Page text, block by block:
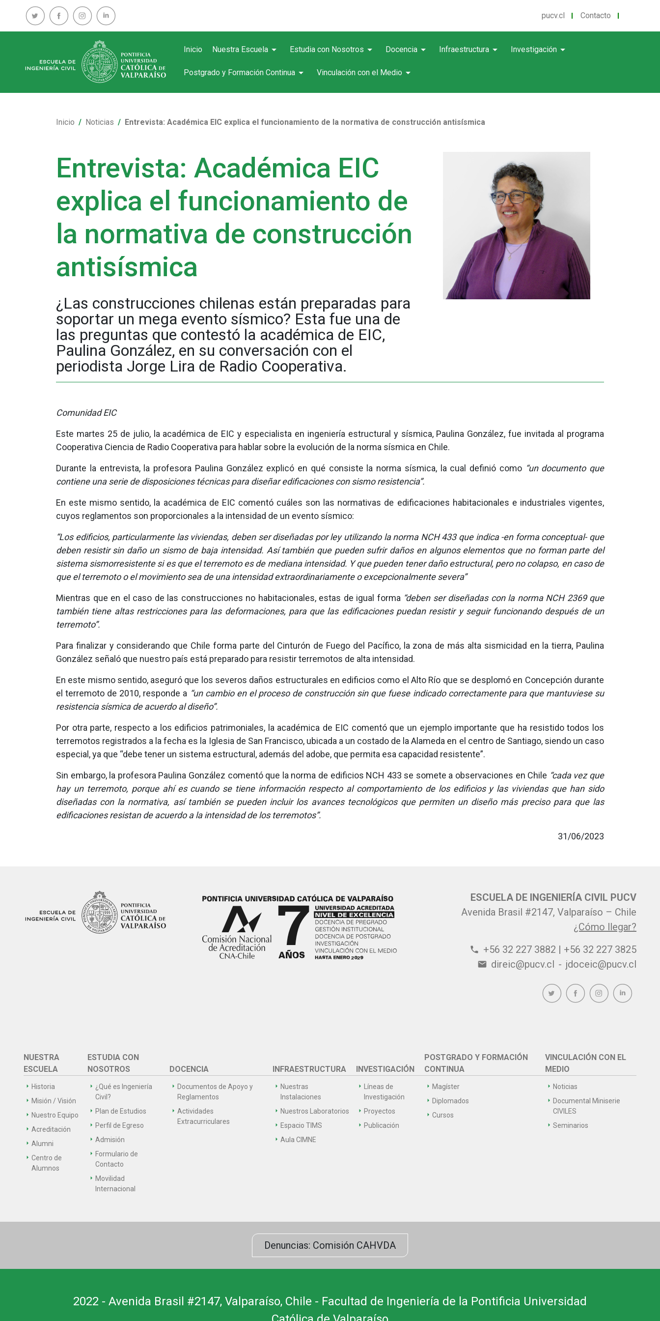
pucv.cl Contacto
Inicio Nuestra Escuela arrow_drop_down Estudia con Nosotros arrow_drop_down Docencia arrow_drop_down Infraestructura arrow_drop_down Investigación arrow_drop_down
Postgrado y Formación Continua arrow_drop_down Vinculación con el Medio arrow_drop_down
Inicio Noticias Entrevista: Académica EIC explica el funcionamiento de la normativa de construcción antisísmica
Entrevista: Académica EIC
explica el funcionamiento de
la normativa de construcción
antisísmica
¿Las construcciones chilenas están preparadas para
soportar un mega evento sísmico? Esta fue una de
las preguntas que contestó la académica de EIC,
Paulina González, en su conversación con el
periodista Jorge Lira de Radio Cooperativa.
Comunidad EIC
Este martes 25 de julio, la académica de EIC y especialista en ingeniería estructural y sísmica, Paulina González, fue invitada al programa
Cooperativa Ciencia de Radio Cooperativa para hablar sobre la evolución de la norma sísmica en Chile.
Durante la entrevista, la profesora Paulina González explicó en qué consiste la norma sísmica, la cual definió como “un documento que
contiene una serie de disposiciones técnicas para diseñar edificaciones con sismo resistencia”.
En este mismo sentido, la académica de EIC comentó cuáles son las normativas de edificaciones habitacionales e industriales vigentes,
cuyos reglamentos son proporcionales a la intensidad de un evento sísmico:
“Los edificios, particularmente las viviendas, deben ser diseñadas por ley utilizando la norma NCH 433 que indica -en forma conceptual- que
deben resistir sin daño un sismo de baja intensidad. Así también que pueden sufrir daños en algunos elementos que no forman parte del
sistema sismorresistente si es que el terremoto es de mediana intensidad. Y que pueden tener daño estructural, pero no colapso, en caso de
que el terremoto o el movimiento sea de una intensidad extraordinariamente o excepcionalmente severa”
Mientras que en el caso de las construcciones no habitacionales, estas de igual forma “deben ser diseñadas con la norma NCH 2369 que
también tiene altas restricciones para las deformaciones, para que las edificaciones puedan resistir y seguir funcionando después de un
terremoto”.
Para finalizar y considerando que Chile forma parte del Cinturón de Fuego del Pacífico, la zona de más alta sismicidad en la tierra, Paulina
González señaló que nuestro país está preparado para resistir terremotos de alta intensidad.
En este mismo sentido, aseguró que los severos daños estructurales en edificios como el Alto Río que se desplomó en Concepción durante
el terremoto de 2010, responde a “un cambio en el proceso de construcción sin que fuese indicado correctamente para que mantuviese su
resistencia sísmica de acuerdo al diseño”.
Por otra parte, respecto a los edificios patrimoniales, la académica de EIC comentó que un ejemplo importante que ha resistido todos los
terremotos registrados a la fecha es la Iglesia de San Francisco, ubicada a un costado de la Alameda en el centro de Santiago, siendo un caso
especial, ya que “debe tener un sistema estructural, además del adobe, que permita esa capacidad resistente”.
Sin embargo, la profesora Paulina González comentó que la norma de edificios NCH 433 se somete a observaciones en Chile “cada vez que
hay un terremoto, porque ahí es cuando se tiene información respecto al comportamiento de los edificios y las viviendas que han sido
diseñadas con la normativa, así también se pueden incluir los avances tecnológicos que permiten un diseño más preciso para que las
edificaciones resistan de acuerdo a la intensidad de los terremotos”.
31/06/2023
ESCUELA DE INGENIERÍA CIVIL PUCV
Avenida Brasil #2147, Valparaíso – Chile
¿Cómo llegar?
phone +56 32 227 3882 | +56 32 227 3825
email direic@pucv.cl - jdoceic@pucv.cl
NUESTRA
ESCUELA
Historia
Misión / Visión
Nuestro Equipo
Acreditación
Alumni
Centro de
Alumnos
ESTUDIA CON
NOSOTROS
¿Qué es Ingeniería
Civil?
Plan de Estudios
Perfil de Egreso
Admisión
Formulario de
Contacto
Movilidad
Internacional
DOCENCIA
Documentos de Apoyo y
Reglamentos
Actividades
Extracurriculares
INFRAESTRUCTURA
Nuestras
Instalaciones
Nuestros Laboratorios
Espacio TIMS
Aula CIMNE
INVESTIGACIÓN
Líneas de
Investigación
Proyectos
Publicación
POSTGRADO Y FORMACIÓN
CONTINUA
Magíster
Diplomados
Cursos
VINCULACIÓN CON EL
MEDIO
Noticias
Documental Miniserie
CIVILES
Seminarios
Denuncias: Comisión CAHVDA
2022 - Avenida Brasil #2147, Valparaíso, Chile - Facultad de Ingeniería de la Pontificia Universidad